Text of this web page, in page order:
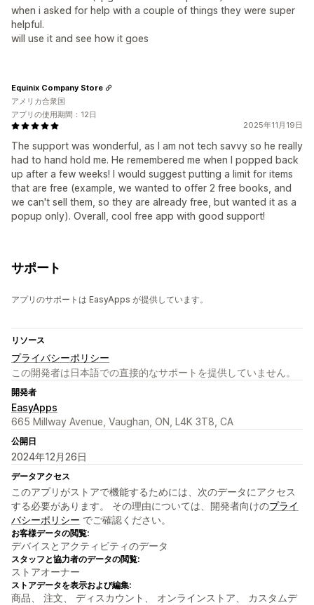
when i asked for help with a couple of things they were super
helpful.
will use it and see how it goes
2025年11月19日
The support was wonderful, as I am not tech savvy so he really
had to hand hold me. He remembered me when I popped back
up after a few weeks! I would suggest putting a limit for items
that are free (example, we wanted to offer 2 free books, and
we can't sell them, so they are already free, but wanted it as a
popup only). Overall, cool free app with good support!
Equinix Company Store
アメリカ合衆国
アプリの使用期間：12日
サポート
アプリのサポートは EasyApps が提供しています。
リソース
プライバシーポリシー
この開発者は日本語での直接的なサポートを提供していません。
開発者
EasyApps
665 Millway Avenue, Vaughan, ON, L4K 3T8, CA
公開日
2024年12月26日
データアクセス
このアプリがストアで機能するためには、次のデータにアクセス
する必要があります。 その理由については、開発者向けのプライ
バシーポリシー でご確認ください。
お客様データの閲覧:
デバイスとアクティビティのデータ
スタッフと協力者のデータの閲覧:
ストアオーナー
ストアデータを表示および編集:
商品、 注文、 ディスカウント、 オンラインストア、 カスタムデ